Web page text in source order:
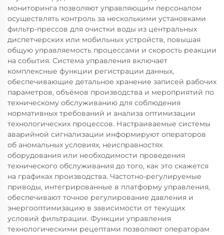
мониторинга позволяют управляющим персоналом
осуществлять контроль за несколькими установками
фильтр-прессов для очистки воды из центральных
диспетчерских или мобильных устройств, повышая
общую управляемость процессами и скорость реакции
на события. Система управления включает
комплексные функции регистрации данных,
обеспечивающие детальное хранение записей рабочих
параметров, объёмов производства и мероприятий по
техническому обслуживанию для соблюдения
нормативных требований и анализа оптимизации
технологических процессов. Настраиваемые системы
аварийной сигнализации информируют операторов
об аномальных условиях, неисправностях
оборудования или необходимости проведения
технического обслуживания до того, как это скажется
на графиках производства. Частотно-регулируемые
приводы, интегрированные в платформу управления,
обеспечивают точное регулирование давления и
энергооптимизацию в зависимости от текущих
условий фильтрации. Функции управления
технологическими рецептами позволяют операторам